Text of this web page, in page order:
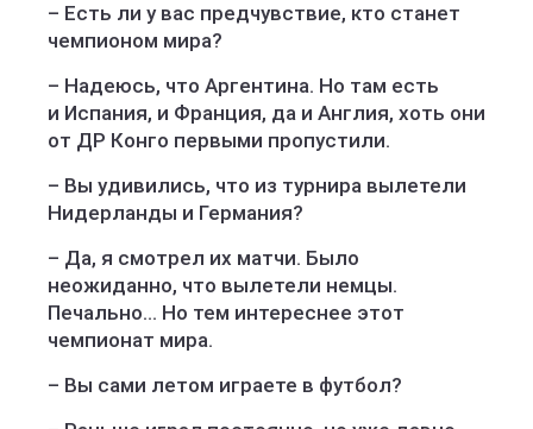
– Есть ли у вас предчувствие, кто станет
чемпионом мира?
– Надеюсь, что Аргентина. Но там есть
и Испания, и Франция, да и Англия, хоть они
от ДР Конго первыми пропустили.
– Вы удивились, что из турнира вылетели
Нидерланды и Германия?
– Да, я смотрел их матчи. Было
неожиданно, что вылетели немцы.
Печально… Но тем интереснее этот
чемпионат мира.
– Вы сами летом играете в футбол?